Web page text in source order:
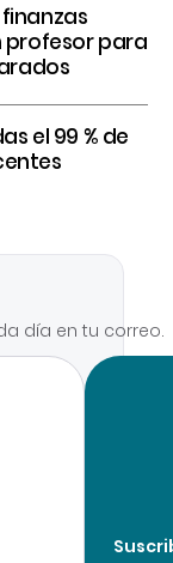
profesor para
el 99 % de
día en tu correo.